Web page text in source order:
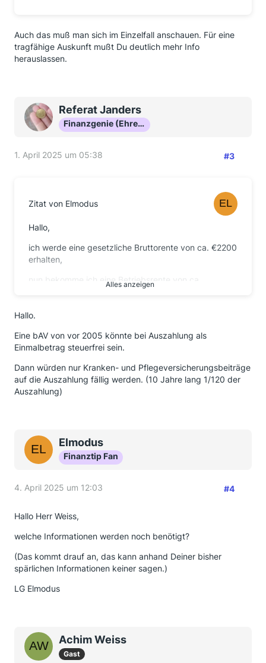
Auch das muß man sich im Einzelfall anschauen. Für eine
tragfähige Auskunft mußt Du deutlich mehr Info
herauslassen.
Referat Janders
Finanzgenie (Ehrenmitglied)
1. April 2025 um 05:38 #3
Zitat von Elmodus
Hallo,
ich werde eine gesetzliche Bruttorente von ca. €2200
erhalten,
nun bekomme ich eine Betriebsrente von ca.
Meine Frage, was würde von der Betriebsrente nach
übrig bleiben?
Ich Habe auch die Möglichkeit die € 120.000
gesplittet über 10 Jahre mir auszuzahlen lassen,
werden dann die Steuerlichen Abgaben geringer
ausfallen?
Alles anzeigen
Hallo.
Eine bAV von vor 2005 könnte bei Auszahlung als
Einmalbetrag steuerfrei sein.
Dann würden nur Kranken- und Pflegeversicherungsbeiträge
auf die Auszahlung fällig werden. (10 Jahre lang 1/120 der
Auszahlung)
Elmodus
Finanztip Fan
4. April 2025 um 12:03 #4
Hallo Herr Weiss,
welche Informationen werden noch benötigt?
(Das kommt drauf an, das kann anhand Deiner bisher
spärlichen Informationen keiner sagen.)
LG Elmodus
Achim Weiss
Gast